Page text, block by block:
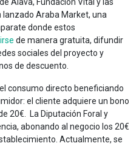
Araba Market, una
donde estos
de manera gratuita, difundir
sociales del proyecto y
de descuento.
consumo directo beneficiando
el cliente adquiere un bono
20€. La Diputación Foral y
abonando al negocio los 20€
Actualmente, se